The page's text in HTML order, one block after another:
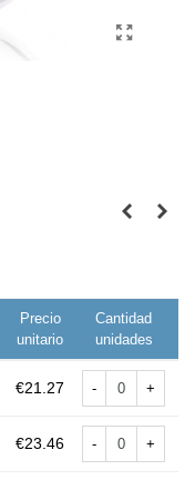
Precio
unitario
Cantidad
unidades
€21.27 - +
€23.46 - +